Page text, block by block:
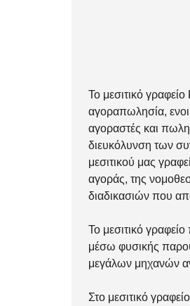
Το μεσιτικό
αγοραπωλησία,
αγοραστές και
διευκόλυνση των
μεσιτικού μας
αγοράς, της
διαδικασιών που
Το μεσιτικό
μέσω φυσικής
μεγάλων μηχανών
Στο μεσιτικό